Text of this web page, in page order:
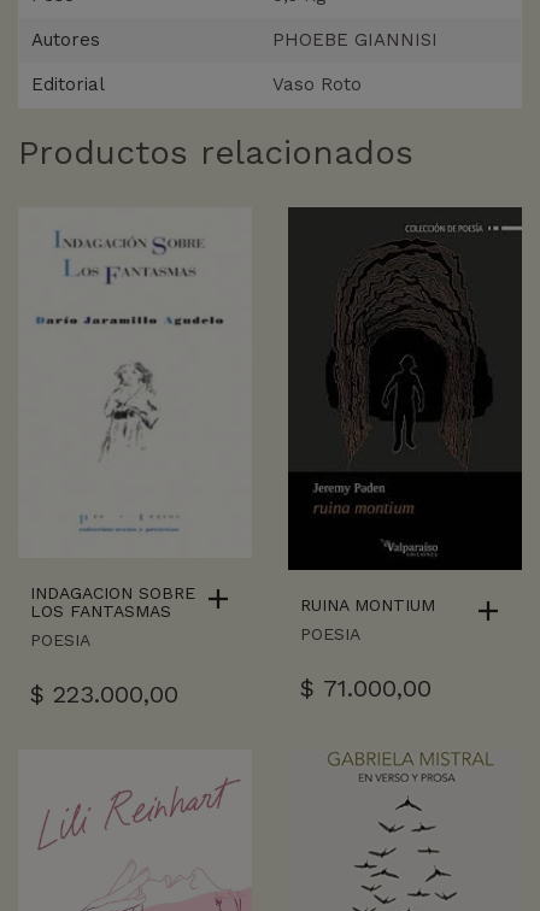
Autores PHOEBE GIANNISI
Editorial Vaso Roto
Productos relacionados
INDAGACION SOBRE
LOS FANTASMAS
POESIA
$ 223.000,00
RUINA MONTIUM
POESIA
$ 71.000,00